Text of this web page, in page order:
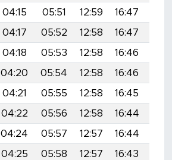
04:15 05:51 12:59 16:47
04:17 05:52 12:58 16:47
04:18 05:53 12:58 16:46
04:20 05:54 12:58 16:46
04:21 05:55 12:58 16:45
04:22 05:56 12:58 16:44
04:24 05:57 12:57 16:44
04:25 05:58 12:57 16:43